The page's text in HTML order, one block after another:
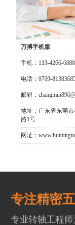
万搏手机版
手机：133-4266-6888
电话：0769-
邮箱：
地址：广东省东莞
路1号
网址：
专注精密
专业转轴工程